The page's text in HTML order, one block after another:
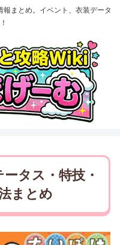
まとめ。イベント、衣装データ
タス・特技・
まとめ